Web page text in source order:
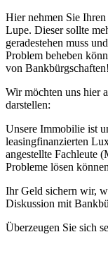
Hier nehmen Sie Ihren
Lupe. Dieser sollte
geradestehen muss
Problem beheben
von Bankbürgschaften!
Wir möchten uns hier
darstellen:
Unsere Immobilie ist
leasingfinanzierten
angestellte Fachleute
Probleme lösen
Ihr Geld sichern wir,
Diskussion mit
Überzeugen Sie sich